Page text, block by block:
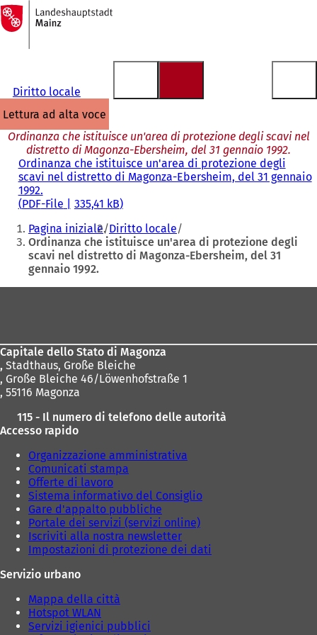
Vai al contenuto
Alla
pagina
iniziale
Diritto locale
lettura ad alta voce
Ordinanza che istituisce un'area di protezione degli scavi nel
distretto di Magonza-Ebersheim, del 31 gennaio 1992.
Ordinanza che istituisce un'area di protezione degli
scavi nel distretto di Magonza-Ebersheim, del 31 gennaio
1992.
PDF-File 335,41 kB
Siete
qui:
Pagina iniziale Diritto locale
Ordinanza che istituisce un'area di protezione degli
scavi nel distretto di Magonza-Ebersheim, del 31
gennaio 1992.
Capitale dello Stato di Magonza
, Stadthaus, Große Bleiche
, Große Bleiche 46/Löwenhofstraße 1
, 55116 Magonza
115 - Il numero di telefono delle autorità
Accesso rapido
Organizzazione amministrativa
Comunicati stampa
Offerte di lavoro
Sistema informativo del Consiglio
Gare d'appalto pubbliche
Portale dei servizi (servizi online)
Iscriviti alla nostra newsletter
Impostazioni di protezione dei dati
Servizio urbano
Mappa della città
Hotspot WLAN
Servizi igienici pubblici